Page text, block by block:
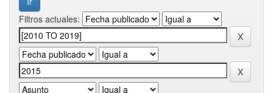
Filtros actuales: